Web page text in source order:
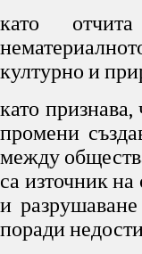
като
културно и
като
промени
между
са източник на
и
поради